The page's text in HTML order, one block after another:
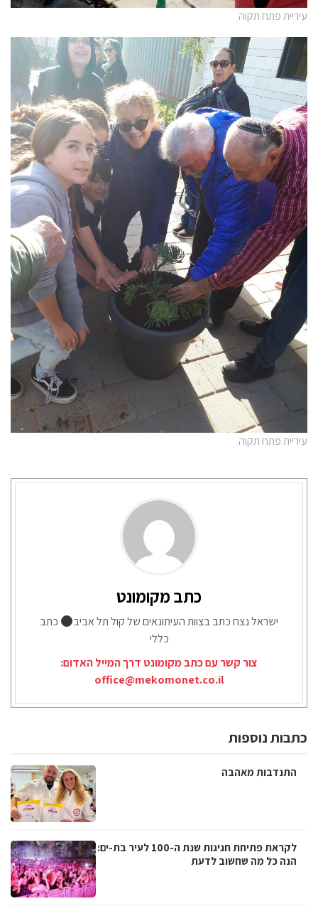
עיריית פתח תקוה
עיריית פתח תקוה
כתב מקומונט
ישראל נצח כתב בצוות העיתונאים של קול תל אביב
כתב
כללי
צור קשר עם כתב מקומונט דרך המייל האדום:
office@mekomonet.co.il
כתבות נוספות
התנדבות מאהבה
לקראת פתיחת חגיגות שנת ה-100 לעיר בת-ים:
הנה כל מה שחשוב לדעת